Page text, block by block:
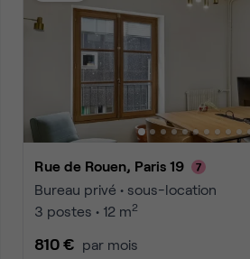
Rue de Rouen, Paris 19
Bureau privé • sous-location
3 postes • 12 m2
810 € par mois